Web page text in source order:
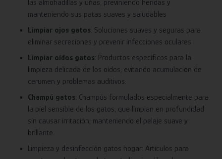
las almohadillas y uñas, previniendo heridas y
manteniendo sus patas suaves y saludables
Limpiar ojos gatos: Soluciones suaves y seguras para
eliminar secreciones y prevenir infecciones oculares
Limpiar oídos gatos: Productos específicos para la
limpieza delicada de los oídos, evitando acumulación de
cerumen y problemas auditivos.
Champú gatos: Champús formulados especialmente para
la piel sensible de los gatos, que limpian en profundidad
sin causar irritación, manteniendo el pelaje suave y
brillante.
Limpieza y desinfección gatos hogar: Artículos para